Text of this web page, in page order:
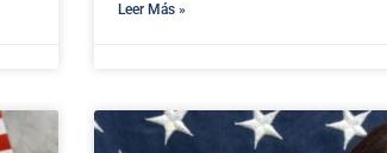
Leer Más »